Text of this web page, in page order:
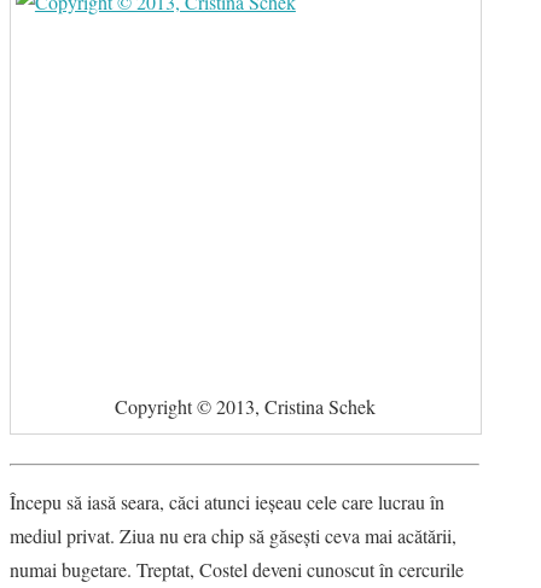
Copyright © 2013, Cristina Schek
Începu să iasă seara, căci atunci ieşeau cele care lucrau în
mediul privat. Ziua nu era chip să găseşti ceva mai acătării,
numai bugetare. Treptat, Costel deveni cunoscut în cercurile